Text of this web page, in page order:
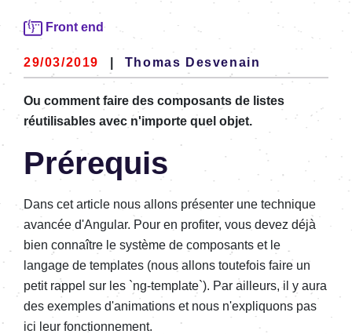
Front end
29/03/2019 Thomas Desvenain
Ou comment faire des composants de listes
réutilisables avec n'importe quel objet.
Prérequis
Dans cet article nous allons présenter une technique
avancée d'Angular. Pour en profiter, vous devez déjà
bien connaître le système de composants et le
langage de templates (nous allons toutefois faire un
petit rappel sur les `ng-template`). Par ailleurs, il y aura
des exemples d'animations et nous n'expliquons pas
ici leur fonctionnement.